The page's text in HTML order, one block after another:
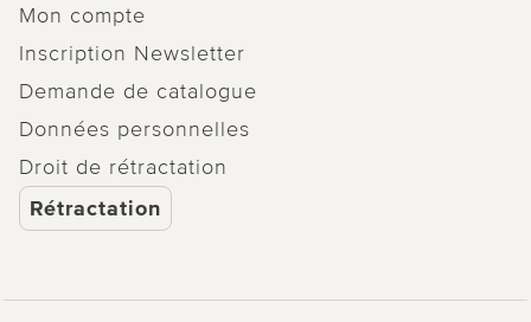
Mon compte
Inscription Newsletter
Demande de catalogue
Données personnelles
Droit de rétractation
Rétractation